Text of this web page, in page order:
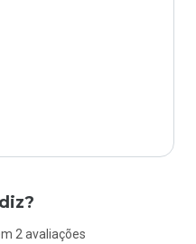
2 avaliações